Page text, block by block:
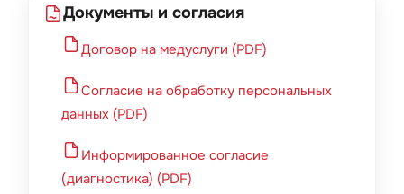
Документы и согласия
Договор на медуслуги (PDF)
Согласие на обработку персональных
данных (PDF)
Информированное согласие
(диагностика) (PDF)